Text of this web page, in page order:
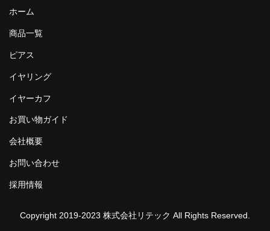
ホーム
商品一覧
ピアス
イヤリング
イヤーカフ
お買い物ガイド
会社概要
お問い合わせ
採用情報
Copyright 2019-2023 株式会社リテック All Rights Reserved.